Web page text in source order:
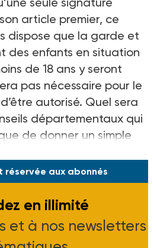
article premier, ce
dispose que la garde et
des enfants en situation
de 18 ans y seront
pas nécessaire pour le
autorisé. Quel sera
départementaux qui
de donner un simple
réservée aux abonnés
en illimité
et à nos newsletters